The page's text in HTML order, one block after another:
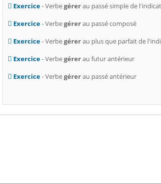
Exercice- Verbegérerau passé simple de
Exercice- Verbegérerau passé composé
Exercice- Verbegérerau plus que parfait de
Exercice- Verbegérerau futur antérieur
Exercice- Verbegérerau passé antérieur